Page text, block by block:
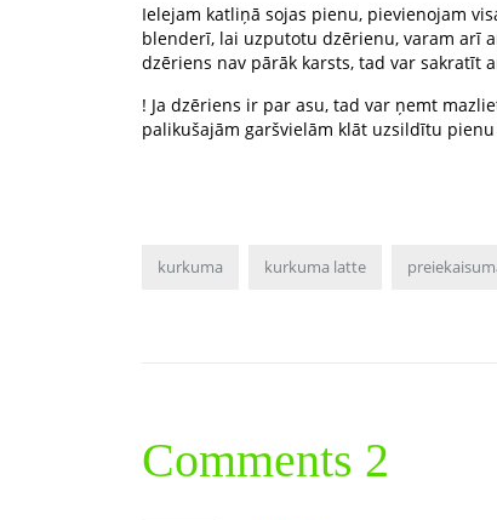
Ielejam katliņā sojas pienu, pievienojam
blenderī, lai uzputotu dzērienu, varam arī
dzēriens nav pārāk karsts, tad var sakratīt
! Ja dzēriens ir par asu, tad var ņemt
palikušajām garšvielām klāt uzsildītu
kurkuma kurkuma latte
Comments 2